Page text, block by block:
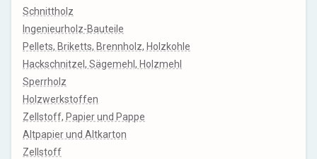
Schnittholz
Ingenieurholz-Bauteile
Pellets, Briketts, Brennholz, Holzkohle
Hackschnitzel, Sägemehl, Holzmehl
Sperrholz
Holzwerkstoffen
Zellstoff, Papier und Pappe
Altpapier und Altkarton
Zellstoff